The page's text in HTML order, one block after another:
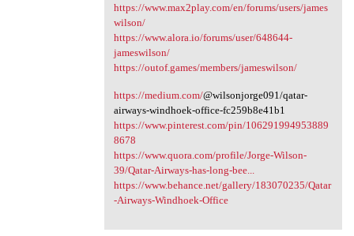
https://www.max2play.com/en/forums/users/james
wilson/
https://www.alora.io/forums/user/648644-
jameswilson/
https://outof.games/members/jameswilson/
https://medium.com/@wilsonjorge091/qatar-
airways-windhoek-office-fc259b8e41b1
https://www.pinterest.com/pin/106291994953889
8678
https://www.quora.com/profile/Jorge-Wilson-
39/Qatar-Airways-has-long-bee...
https://www.behance.net/gallery/183070235/Qatar
-Airways-Windhoek-Office